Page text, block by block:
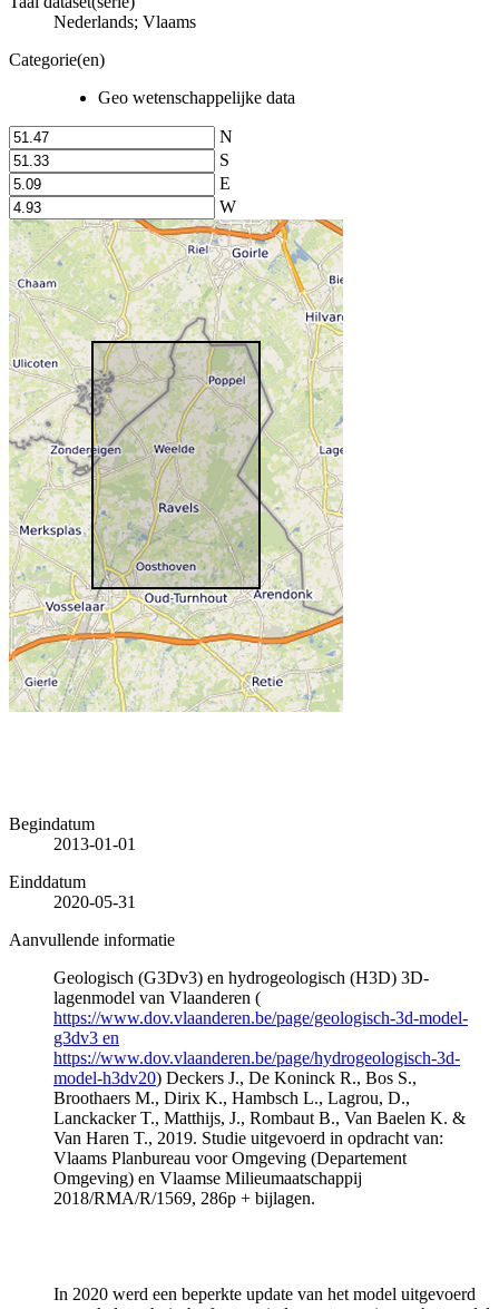
Nederlands; Vlaams
Categorie(en)
Geo wetenschappelijke data
N
S
E
W
Begindatum
2013-01-01
Einddatum
2020-05-31
Aanvullende informatie
Geologisch (G3Dv3) en hydrogeologisch (H3D) 3D-
lagenmodel van Vlaanderen (
https://www.dov.vlaanderen.be/page/geologisch-3d-model-
g3dv3 en
https://www.dov.vlaanderen.be/page/hydrogeologisch-3d-
model-h3dv20) Deckers J., De Koninck R., Bos S.,
Broothaers M., Dirix K., Hambsch L., Lagrou, D.,
Lanckacker T., Matthijs, J., Rombaut B., Van Baelen K. &
Van Haren T., 2019. Studie uitgevoerd in opdracht van:
Vlaams Planbureau voor Omgeving (Departement
Omgeving) en Vlaamse Milieumaatschappij
2018/RMA/R/1569, 286p + bijlagen.
In 2020 werd een beperkte update van het model uitgevoerd